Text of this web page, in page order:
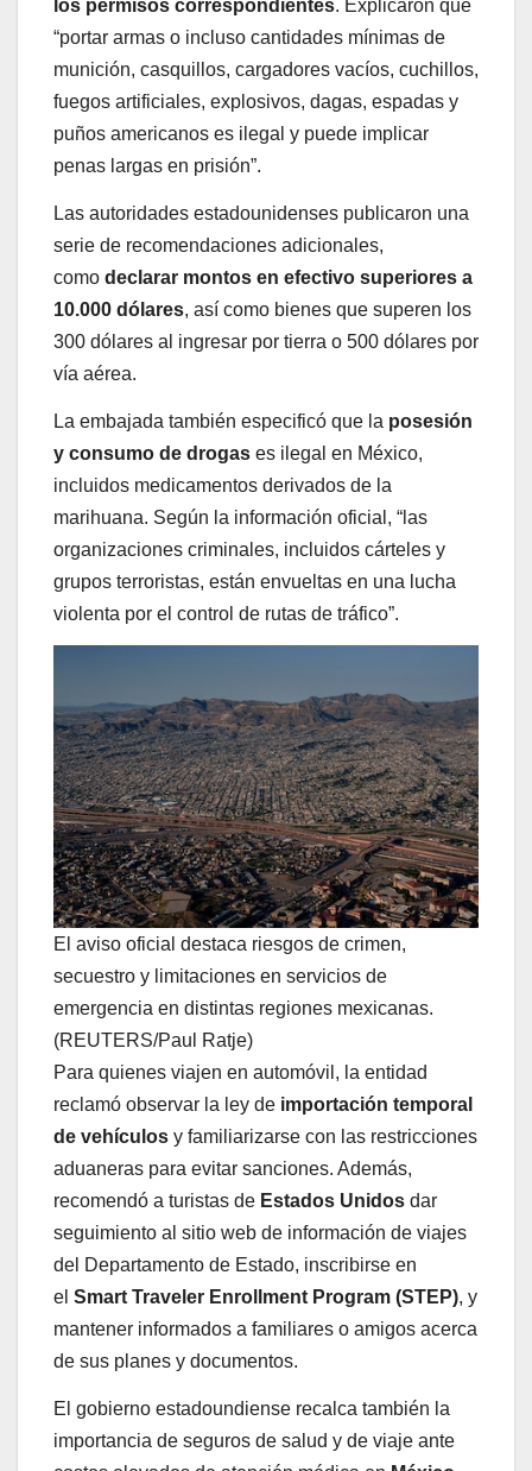
los permisos correspondientes. Explicaron que
“portar armas o incluso cantidades mínimas de
munición, casquillos, cargadores vacíos, cuchillos,
fuegos artificiales, explosivos, dagas, espadas y
puños americanos es ilegal y puede implicar
penas largas en prisión”.
Las autoridades estadounidenses publicaron una
serie de recomendaciones adicionales,
como declarar montos en efectivo superiores a
10.000 dólares, así como bienes que superen los
300 dólares al ingresar por tierra o 500 dólares por
vía aérea.
La embajada también especificó que la posesión
y consumo de drogas es ilegal en México,
incluidos medicamentos derivados de la
marihuana. Según la información oficial, “las
organizaciones criminales, incluidos cárteles y
grupos terroristas, están envueltas en una lucha
violenta por el control de rutas de tráfico”.
El aviso oficial destaca riesgos de crimen,
secuestro y limitaciones en servicios de
emergencia en distintas regiones mexicanas.
(REUTERS/Paul Ratje)
Para quienes viajen en automóvil, la entidad
reclamó observar la ley de importación temporal
de vehículos y familiarizarse con las restricciones
aduaneras para evitar sanciones. Además,
recomendó a turistas de Estados Unidos dar
seguimiento al sitio web de información de viajes
del Departamento de Estado, inscribirse en
el Smart Traveler Enrollment Program (STEP), y
mantener informados a familiares o amigos acerca
de sus planes y documentos.
El gobierno estadoundiense recalca también la
importancia de seguros de salud y de viaje ante